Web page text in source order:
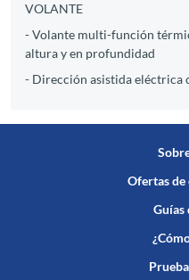
VOLANTE
- Volante multi-función
altura y en profundidad
- Dirección asistida eléctrica
Ofertas
Guías